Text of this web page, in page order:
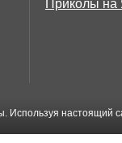
Приколы
Используя настоящий